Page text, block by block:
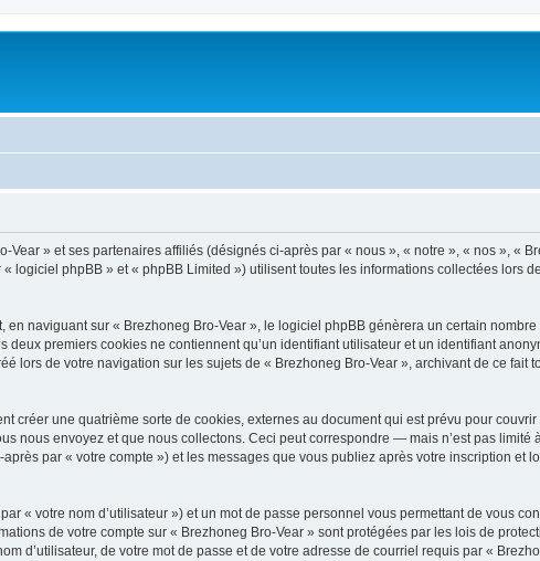
» et ses partenaires affiliés (désignés ci-après par « nous », « notre », « nos », «
logiciel phpBB » et « phpBB Limited ») utilisent toutes les informations collectées lors
naviguant sur « Brezhoneg Bro-Vear », le logiciel phpBB génèrera un certain
premiers cookies ne contiennent qu’un identifiant utilisateur et un identifiant
lors de votre navigation sur les sujets de « Brezhoneg Bro-Vear », archivant de ce fait
créer une quatrième sorte de cookies, externes au document qui est prévu pour
nous envoyez et que nous collectons. Ceci peut correspondre — mais n’est pas
par « votre compte ») et les messages que vous publiez après votre inscription et
« votre nom d’utilisateur ») et un mot de passe personnel vous permettant de vous
de votre compte sur « Brezhoneg Bro-Vear » sont protégées par les lois de
d’utilisateur, de votre mot de passe et de votre adresse de courriel requis par «